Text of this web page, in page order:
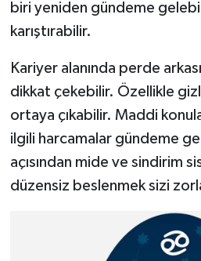
biri yeniden gündeme
karıştırabilir.
Kariyer alanında perde
dikkat çekebilir. Özellikle
ortaya çıkabilir. Maddi
ilgili harcamalar gündeme
açısından mide ve sindirim
düzensiz beslenmek sizi